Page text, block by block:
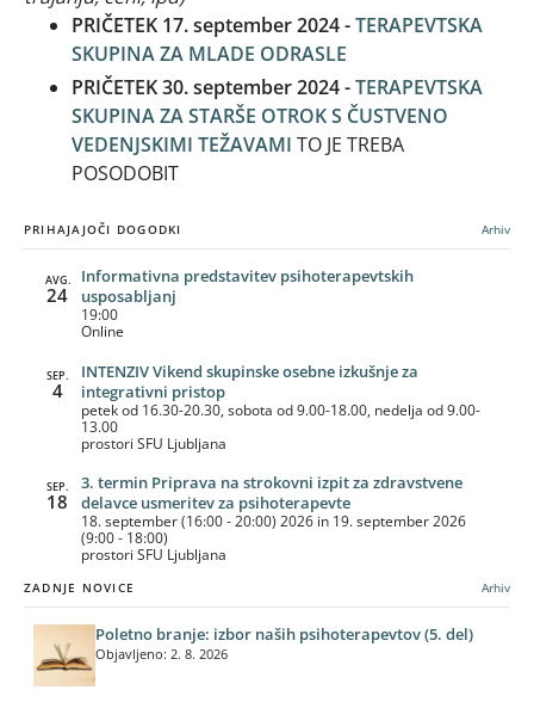
PRIČETEK 17. september 2024 -TERAPEVTSKA
SKUPINA ZA MLADE ODRASLE
PRIČETEK 30. september 2024 -TERAPEVTSKA
SKUPINA ZA STARŠE OTROK S ČUSTVENO
VEDENJSKIMI TEŽAVAMI TO JE TREBA
POSODOBIT
PRIHAJAJOČI DOGODKI Arhiv
AVG.
24
Informativna predstavitev psihoterapevtskih
usposabljanj
19:00
Online
SEP.
4
INTENZIV Vikend skupinske osebne izkušnje za
integrativni pristop
petek od 16.30-20.30, sobota od 9.00-18.00, nedelja od 9.00-
13.00
prostori SFU Ljubljana
SEP.
18
3. termin Priprava na strokovni izpit za zdravstvene
delavce usmeritev za psihoterapevte
18. september (16:00 - 20:00) 2026 in 19. september 2026
(9:00 - 18:00)
prostori SFU Ljubljana
ZADNJE NOVICE Arhiv
Poletno branje: izbor naših psihoterapevtov (5. del)
Objavljeno: 2. 8. 2026